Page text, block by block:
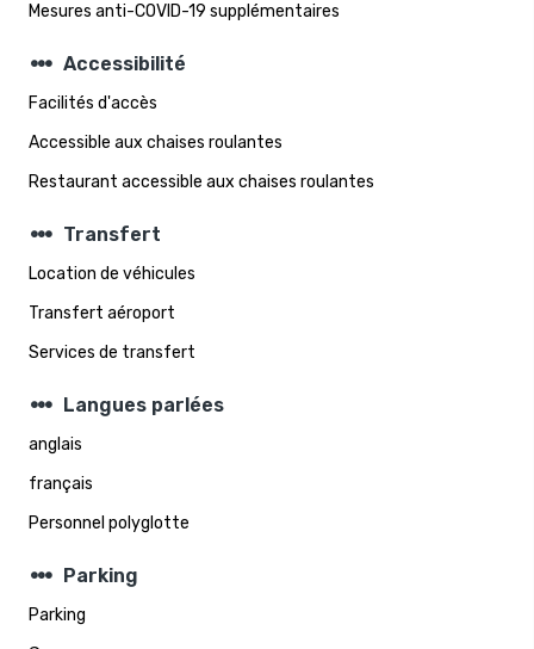
Mesures anti-COVID-19 supplémentaires
steppers Accessibilité
Facilités d'accès
Accessible aux chaises roulantes
Restaurant accessible aux chaises roulantes
steppers Transfert
Location de véhicules
Transfert aéroport
Services de transfert
steppers Langues parlées
anglais
français
Personnel polyglotte
steppers Parking
Parking